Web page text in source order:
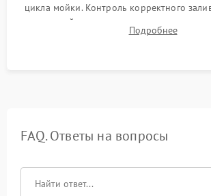
цикла мойки. Контроль корректного
до нужной температуры, отсутствия
штатного слива и абсолютной
Подробнее
FAQ. Ответы на вопросы